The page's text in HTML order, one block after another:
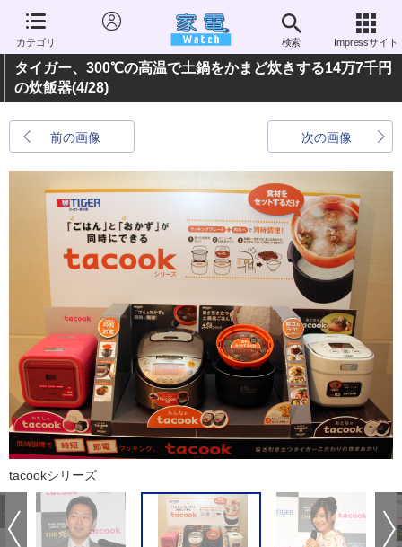
カテゴリ 検索 Impressサイト
タイガー、300℃の高温で土鍋をかまど炊きする14万7千円
の炊飯器(4/28)
前の画像 次の画像
tacookシリーズ